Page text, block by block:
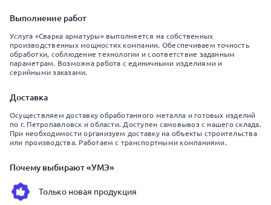
Выполнение работ
Услуга «Сварка арматуры» выполняется на собственных
производственных мощностях компании. Обеспечиваем точность
обработки, соблюдение технологии и соответствие заданным
параметрам. Возможна работа с единичными изделиями и
серийными заказами.
Доставка
Осуществляем доставку обработанного металла и готовых изделий
по г. Петропавловск и области. Доступен самовывоз с нашего склада.
При необходимости организуем доставку на объекты строительства
или производства. Работаем с транспортными компаниями.
Почему выбирают «УМЭ»
Только новая продукция